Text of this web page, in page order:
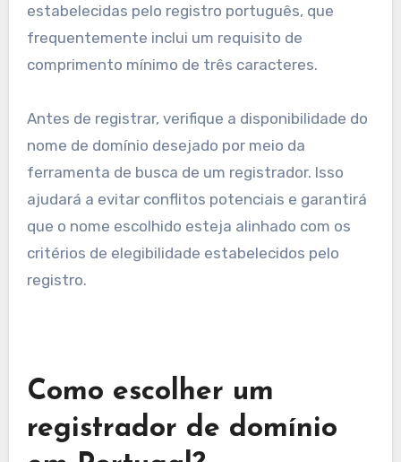
estabelecidas pelo registro português, que
frequentemente inclui um requisito de
comprimento mínimo de três caracteres.
Antes de registrar, verifique a disponibilidade do
nome de domínio desejado por meio da
ferramenta de busca de um registrador. Isso
ajudará a evitar conflitos potenciais e garantirá
que o nome escolhido esteja alinhado com os
critérios de elegibilidade estabelecidos pelo
registro.